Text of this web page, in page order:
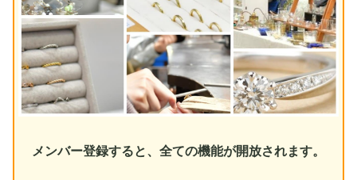
メンバー登録すると、全ての機能が開放されます。